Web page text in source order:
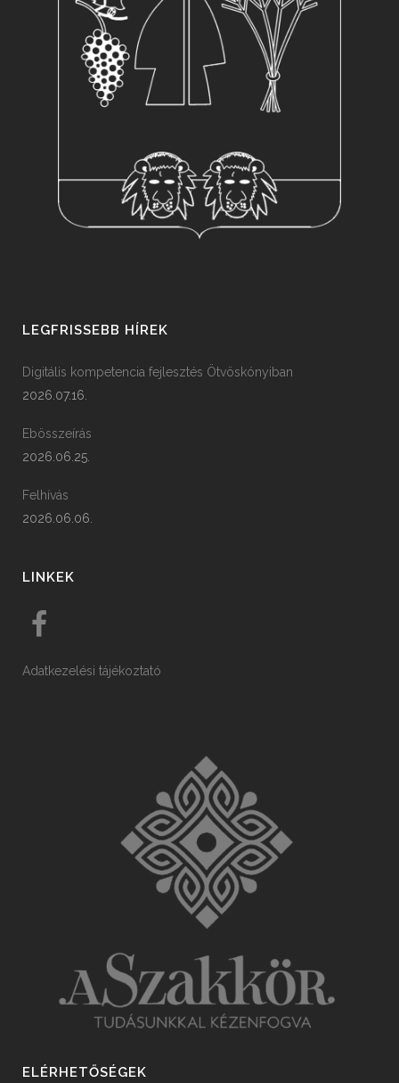
LEGFRISSEBB HÍREK
Digitális kompetencia fejlesztés Ötvöskónyiban
2026.07.16.
Ebösszeírás
2026.06.25.
Felhívás
2026.06.06.
LINKEK
Adatkezelési tájékoztató
ELÉRHETŐSÉGEK